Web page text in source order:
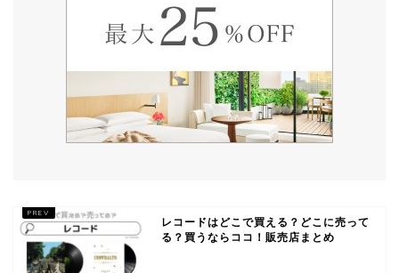
レコードはどこで買える？どこに売って
る？買うならココ！販売店まとめ